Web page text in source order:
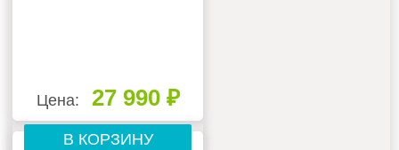
Цена: 27 990 ₽
В КОРЗИНУ